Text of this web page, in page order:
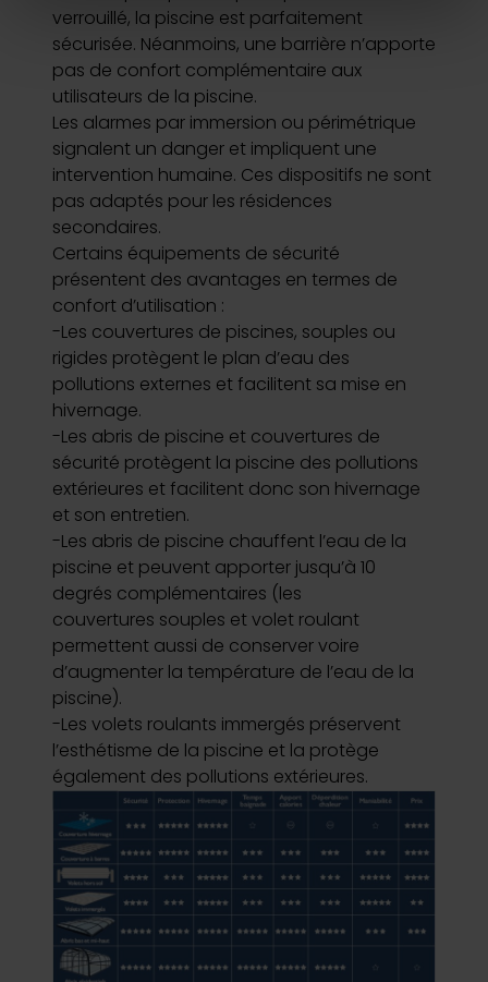
(empreintes digitales).
Pour en savoir plus sur le traitement de vos données
personnelles et définir vos préférences, reportez-vous à
section « Détails » . Vous pouvez modifier ou retirer
votre consentement à tout moment à partir de la
déclaration sur les cookies.
Les cookies nous permettent de personnaliser le contenu
et les annonces, d'offrir des fonctionnalités relatives aux
médias sociaux et d'analyser notre trafic. Nous
partageons également des informations sur l'utilisation de
notre site avec nos partenaires de médias sociaux, de
publicité et d'analyse, qui peuvent combiner celles-ci
avec d'autres informations que vous leur avez fournies
ou qu'ils ont collectées lors de votre utilisation de leurs
services.
verrouillé, la piscine est parfaitement
sécurisée. Néanmoins, une barrière n’apporte
pas de confort complémentaire aux
utilisateurs de la piscine.
Les alarmes par immersion ou périmétrique
signalent un danger et impliquent une
intervention humaine. Ces dispositifs ne sont
pas adaptés pour les résidences
secondaires.
Certains équipements de sécurité
présentent des avantages en termes de
confort d’utilisation :
-Les couvertures de piscines, souples ou
rigides protègent le plan d’eau des
pollutions externes et facilitent sa mise en
hivernage.
-Les abris de piscine et couvertures de
sécurité protègent la piscine des pollutions
extérieures et facilitent donc son hivernage
et son entretien.
-Les abris de piscine chauffent l’eau de la
piscine et peuvent apporter jusqu’à 10
degrés complémentaires (les
couvertures souples et volet roulant
permettent aussi de conserver voire
d’augmenter la température de l’eau de la
piscine).
-Les volets roulants immergés préservent
l’esthétisme de la piscine et la protège
également des pollutions extérieures.